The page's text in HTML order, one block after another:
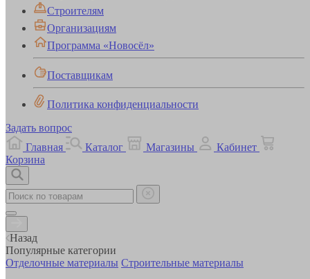
Строителям
Организациям
Программа «Новосёл»
Поставщикам
Политика конфиденциальности
Задать вопрос
Главная
Каталог Магазины
Кабинет
Корзина
Назад
Популярные категории
Отделочные материалы Строительные материалы